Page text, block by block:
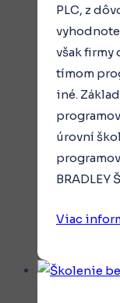
PLC, z
však
tímom
iné.
úrovní
BRADLEY
Viac